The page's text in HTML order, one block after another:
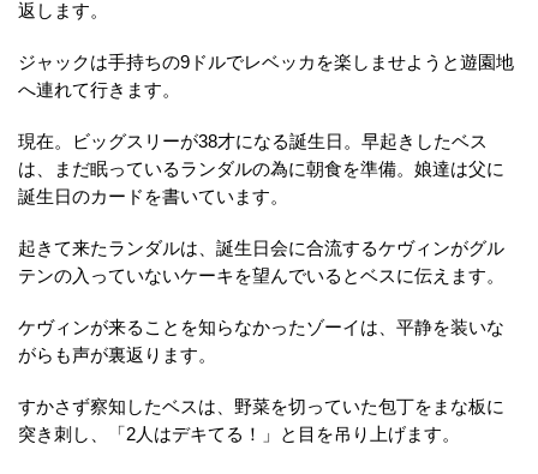
返します。
ジャックは手持ちの9ドルでレベッカを楽しませようと遊園地
へ連れて行きます。
現在。ビッグスリーが38才になる誕生日。早起きしたベス
は、まだ眠っているランダルの為に朝食を準備。娘達は父に
誕生日のカードを書いています。
起きて来たランダルは、誕生日会に合流するケヴィンがグル
テンの入っていないケーキを望んでいるとベスに伝えます。
ケヴィンが来ることを知らなかったゾーイは、平静を装いな
がらも声が裏返ります。
すかさず察知したベスは、野菜を切っていた包丁をまな板に
突き刺し、「2人はデキてる！」と目を吊り上げます。